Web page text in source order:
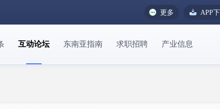
更多 APP
互动论坛 东南亚指南 求职招聘 产业信息